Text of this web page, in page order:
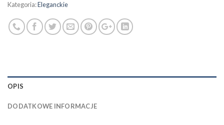
Kategoria:Eleganckie
OPIS
DODATKOWE INFORMACJE